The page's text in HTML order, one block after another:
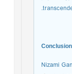
Conclusion
Nizami